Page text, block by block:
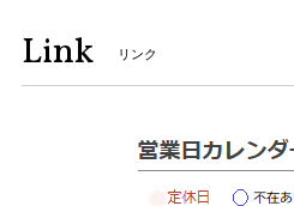
Link リンク